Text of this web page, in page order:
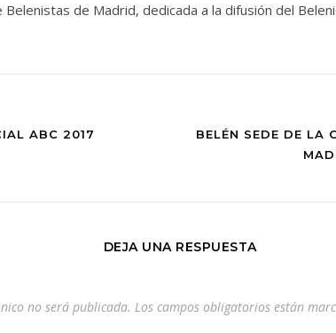
Belenistas de Madrid, dedicada a la difusión del
ABC 2017
BELÉN SEDE DE LA
DEJA UNA RESPUESTA
no será publicada. Los campos obligatorios están